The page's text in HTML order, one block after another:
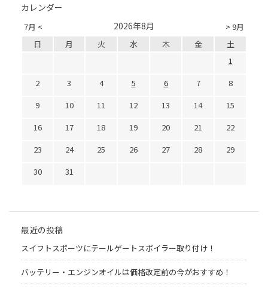
カレンダー
7月 < > 9月
2026年8月
日 月 火 水 木 金
土
1
2
3 4 5 6 7
8
9
10 11 12 13 14
15
16
17 18 19 20 21
22
23
24 25 26 27 28
29
30
31
最近の投稿
スイフトスポーツにテールゲートスポイラー取り付け！
バッテリー・エンジンオイルは価格改定前の今がおすすめ！